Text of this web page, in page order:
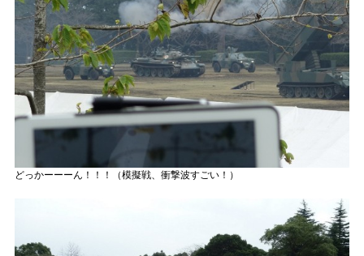
どっかーーーん！！！（模擬戦、衝撃波すごい！）